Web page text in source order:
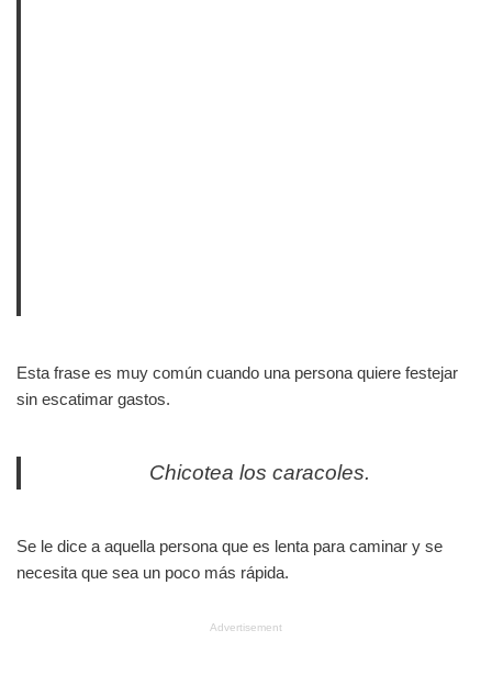
Esta frase es muy común cuando una persona quiere festejar
sin escatimar gastos.
Chicotea los caracoles.
Se le dice a aquella persona que es lenta para caminar y se
necesita que sea un poco más rápida.
Advertisement